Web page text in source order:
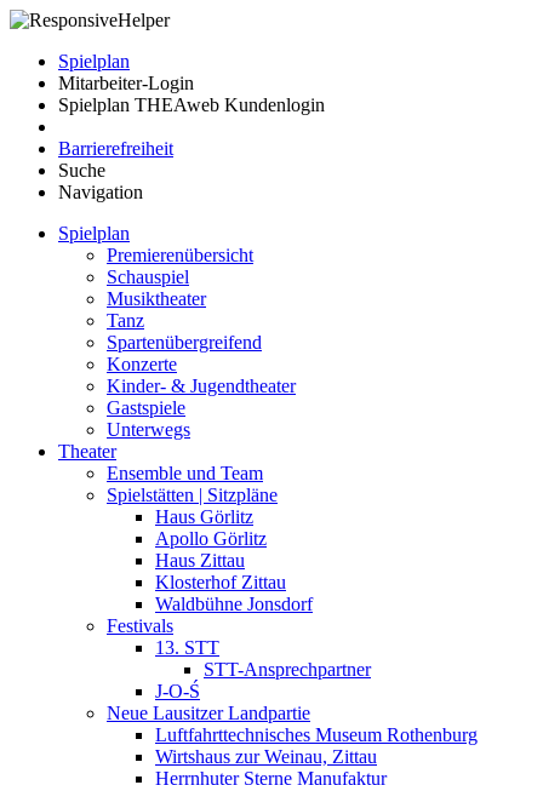
Spielplan
Mitarbeiter-Login
Spielplan THEAweb Kundenlogin
Barrierefreiheit
Suche
Navigation
Spielplan
Premierenübersicht
Schauspiel
Musiktheater
Tanz
Spartenübergreifend
Konzerte
Kinder- & Jugendtheater
Gastspiele
Unterwegs
Theater
Ensemble und Team
Spielstätten | Sitzpläne
Haus Görlitz
Apollo Görlitz
Haus Zittau
Klosterhof Zittau
Waldbühne Jonsdorf
Festivals
13. STT
STT-Ansprechpartner
J-O-Ś
Neue Lausitzer Landpartie
Luftfahrttechnisches Museum Rothenburg
Wirtshaus zur Weinau, Zittau
Herrnhuter Sterne Manufaktur